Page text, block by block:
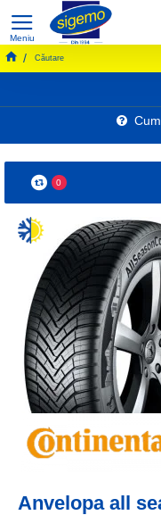
Căutare
Cum
0
Anvelopa all